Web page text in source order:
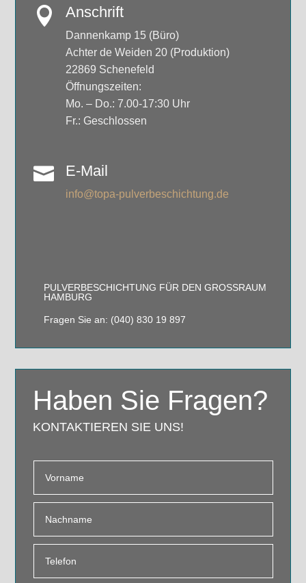
 Anschrift
Dannenkamp 15 (Büro)
Achter de Weiden 20 (Produktion)
22869 Schenefeld
Öffnungszeiten:
Mo. – Do.: 7.00-17:30 Uhr
Fr.: Geschlossen
 E-Mail
info@topa-pulverbeschichtung.de
PULVERBESCHICHTUNG FÜR DEN GROSSRAUM H
AMBURG
Fragen Sie an: (040) 830 19 897
Haben Sie Fragen?
KONTAKTIEREN SIE UNS!